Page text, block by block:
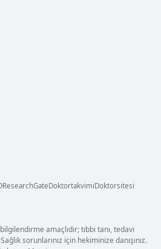
ResearchGateDoktortakvimiDoktorsitesi
amaçlıdır; tıbbi tanı, tedavi
sorunlarınız için hekiminize danışınız.